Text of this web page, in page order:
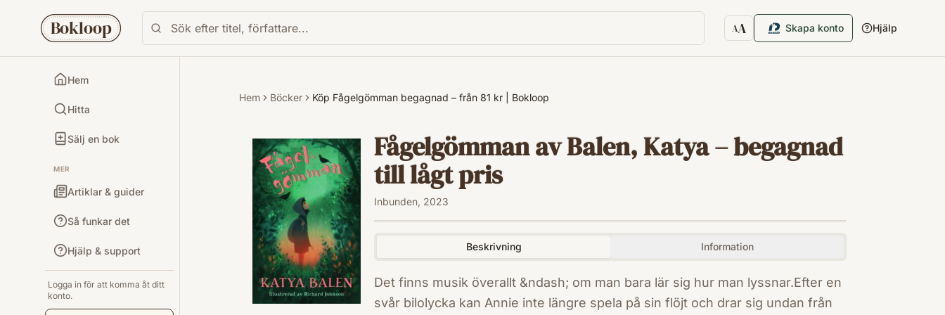
Bokloop AA
Textstorlek
Skapa konto Hjälp
Hem
Hitta
Sälj en bok
MER
Artiklar & guider
Så funkar det
Hjälp & support
Logga in för att komma åt ditt
konto.
Hem Böcker Köp Fågelgömman begagnad – från 81 kr | Bokloop
Fågelgömman av Balen, Katya – begagnad
till lågt pris
Inbunden, 2023
Beskrivning Information
Det finns musik överallt &ndash; om man bara lär sig hur man lyssnar.Efter en
svår bilolycka kan Annie inte längre spela på sin flöjt och drar sig undan från